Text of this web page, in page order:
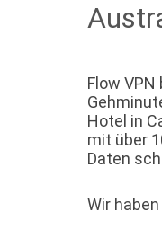
Flow
Hotel in
mit über
Daten
Wir